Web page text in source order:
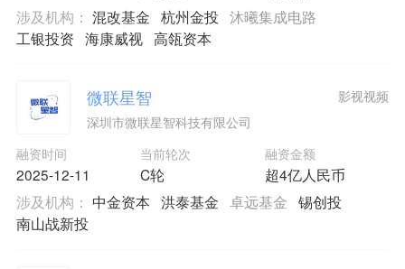
涉及机构： 混改基金 杭州金投 沐曦集成电路
工银投资 海康威视 高瓴资本
微联星智
深圳市微联星智科技有限公司
融资时间
2025-12-11
当前轮次
C轮
融资金额
超4亿人民币
影视视频
涉及机构： 中金资本 洪泰基金 卓远基金 锡创投
南山战新投